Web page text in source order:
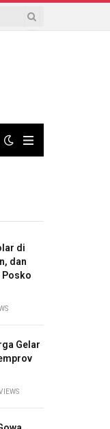
di
dan
Posko
Gelar